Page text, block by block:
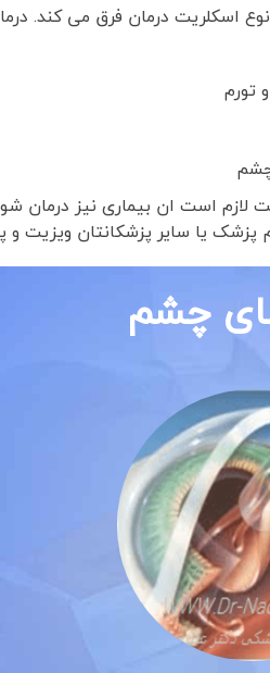
اسکلریت درمان فرق می کند.
تورم
لازم است ان بیماری نیز درمان
یا سایر پزشکانتان ویزیت و
چشم